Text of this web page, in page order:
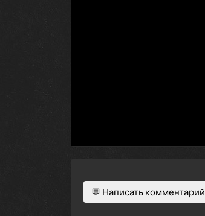
💬 Написать комментарий